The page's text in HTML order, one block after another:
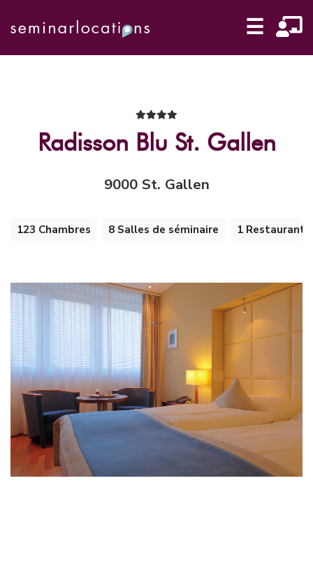
☰
Radisson Blu St. Gallen
9000 St. Gallen
123 Chambres 8 Salles de séminaire 1 Restaurant